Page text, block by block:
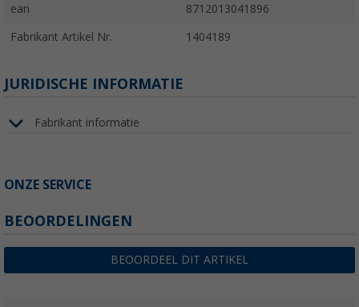
ean 8712013041896
Fabrikant Artikel Nr. 1404189
JURIDISCHE INFORMATIE
Fabrikant informatie
ONZE SERVICE
BEOORDELINGEN
BEOORDEEL DIT ARTIKEL